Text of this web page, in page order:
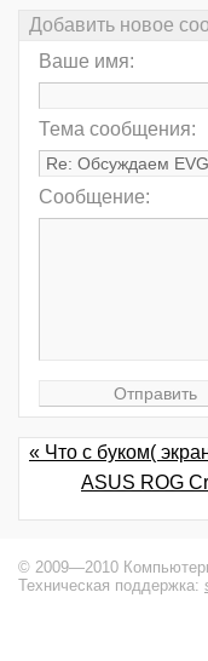
Добавить новое
Ваше имя:
Тема сообщения:
Сообщение:
« Что с буком(
ASUS ROG
© 2009—2010
Техническая поддержка: